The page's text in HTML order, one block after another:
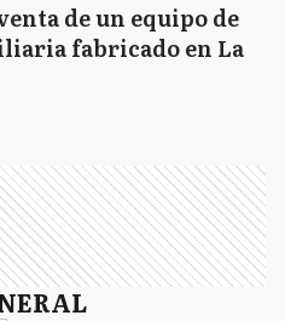
de un equipo de
fabricado en La